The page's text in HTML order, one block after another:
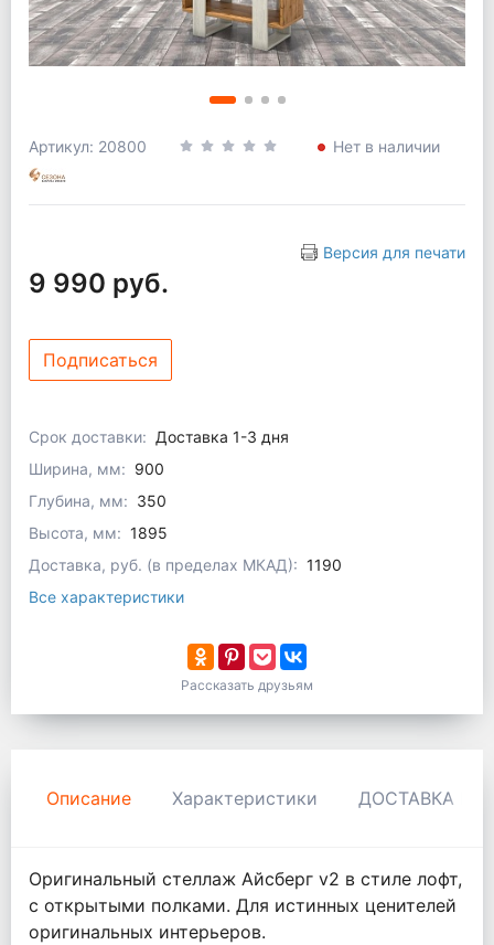
Артикул: 20800 Нет в наличии
Версия для печати
9 990 руб.
Подписаться
Срок доставки: Доставка 1-3 дня
Ширина, мм: 900
Глубина, мм: 350
Высота, мм: 1895
Доставка, руб. (в пределах МКАД): 1190
Все характеристики
Рассказать друзьям
Описание Характеристики ДОСТАВКА И
Оригинальный стеллаж Айсберг v2 в стиле лофт,
с открытыми полками. Для истинных ценителей
оригинальных интерьеров.